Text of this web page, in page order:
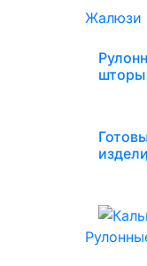
Жалюзи
шторы